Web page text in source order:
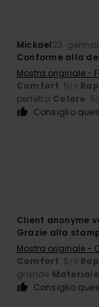
Mickael23.
Conforme alla
Mostra originale -
Comfort: 5/5
perfetta Colore: 5
Consiglio
Client anonyme
Grazie alla
Mostra originale -
Comfort: 5/5
grande Materiale
Consiglio